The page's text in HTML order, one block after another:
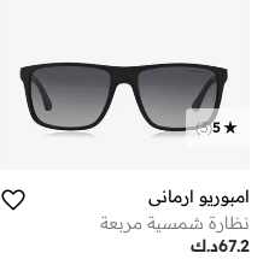
5
(
3
)
امبوريو ارماني
نظارة شمسية مربعة
د.ك67.2